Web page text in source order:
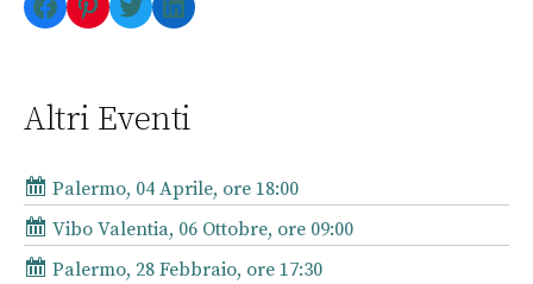
Altri Eventi
Palermo, 04 Aprile, ore 18:00
Vibo Valentia, 06 Ottobre, ore 09:00
Palermo, 28 Febbraio, ore 17:30